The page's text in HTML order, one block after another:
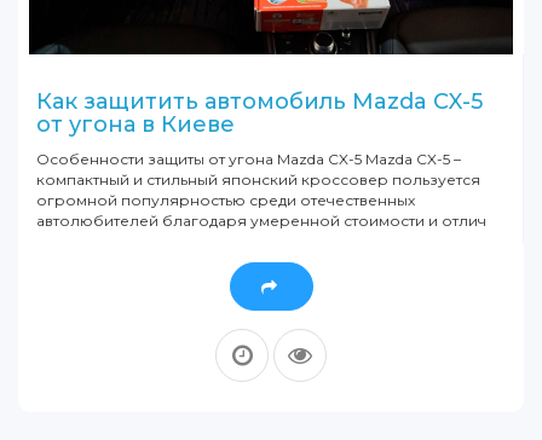
Как защитить автомобиль Mazda CX-5
от угона в Киеве
Особенности защиты от угона Mazda CX-5 Mazda CX-5 –
компактный и стильный японский кроссовер пользуется
огромной популярностью среди отечественных
автолюбителей благодаря умеренной стоимости и отлич